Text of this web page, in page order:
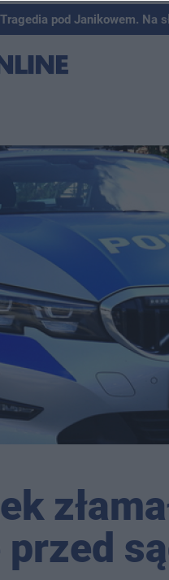
Tragedia pod Janikowem. Na